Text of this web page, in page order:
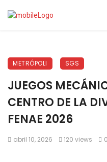
METRÓPOLI SGS
JUEGOS
CENTRO DE LA
FENAE 2026
abril 10, 2026 120 views 0